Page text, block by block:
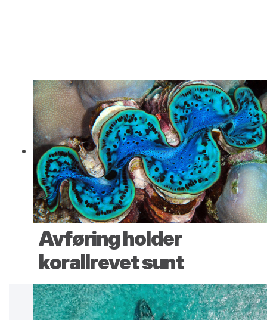
Avføring holder
korallrevet sunt